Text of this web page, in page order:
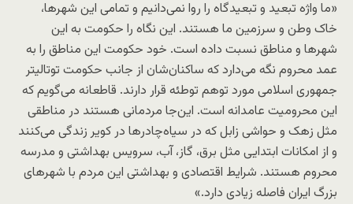
«ما واژه تبعید و تبعیدگاه را روا نمی‌دانیم و تمامی این شهرها،
خاک وطن و سرزمین ما هستند. این نگاه را حکومت به این
شهرها و مناطق نسبت داده است. خود حکومت این مناطق را به
عمد محروم نگه می‌دارد که ساکنان‌شان از جانب حکومت توتالیتر
جمهوری اسلامی مورد توهم توطئه قرار دارند. قاطعانه می‌گویم که
این محرومیت عامدانه است. این‌جا مردمانی هستند در مناطقی
مثل زهک و حواشی زابل که در سیاه‌چادرها در کویر زندگی می‌کنند
و از امکانات ابتدایی مثل برق، گاز، آب، سرویس بهداشتی و مدرسه
محروم‌ هستند. شرایط اقتصادی و بهداشتی این مردم با شهرهای
بزرگ ایران فاصله زیادی دارد.»